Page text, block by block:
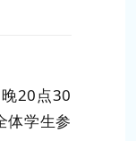
20点30
体学生参